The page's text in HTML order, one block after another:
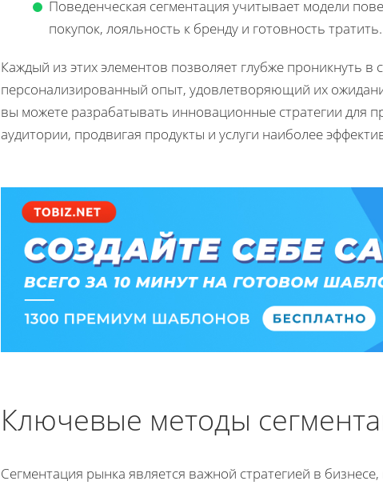
Поведенческая сегментация учитывает модели
покупок, лояльность к бренду и готовность тратить.
Каждый из этих элементов позволяет глубже проникнуть в
персонализированный опыт, удовлетворяющий их
вы можете разрабатывать инновационные стратегии для
аудитории, продвигая продукты и услуги наиболее
Ключевые методы
Сегментация рынка является важной стратегией в